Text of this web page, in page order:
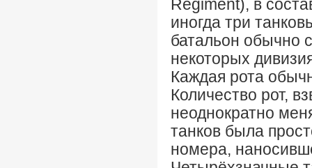
Regiment), в
иногда три
батальон обычно
некоторых
Каждая рота
Количество рот,
неоднократно
танков была
номера,